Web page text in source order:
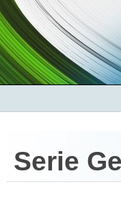
Serie